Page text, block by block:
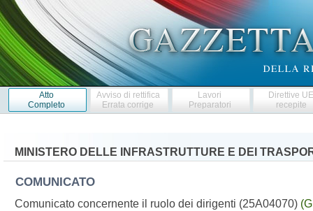
Atto
Completo
Avviso di rettifica
Errata corrige
Lavori
Preparatori
Direttive
recepite
MINISTERO DELLE INFRASTRUTTURE E DEI
COMUNICATO
Comunicato concernente il ruolo dei dirigenti (25A04070)